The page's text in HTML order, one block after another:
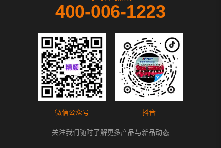
400-006-1223
微信公众号 抖音
关注我们随时了解更多产品与新品动态